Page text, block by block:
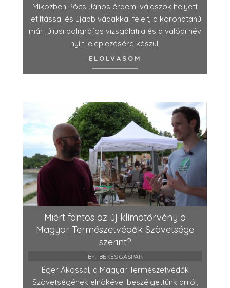
Miközben Pócs János érdemi válaszok helyett
letiltással és újabb vádakkal felelt, a koronatanú
már júliusi poligráfos vizsgálatra és a valódi név
nyílt leleplezésére készül.
ELOLVASOM
Miért fontos az új klímatörvény a
Magyar Természetvédők Szövetsége
szerint?
BY: BÉKÉS GÁSPÁR
Éger Ákossal, a Magyar Természetvédők
Szövetségének elnökével beszélgettünk arról,